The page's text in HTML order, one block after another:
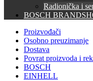
Radionička i
BOSCH
Proizvođači
Osobno preuzimanje
Dostava
Povrat proizvoda i
BOSCH
EINHELL